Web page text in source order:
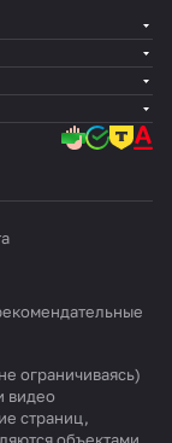
ограничиваясь)
видео
страниц,